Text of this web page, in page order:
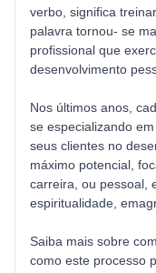
verbo, significa
palavra tornou- se
profissional que
desenvolvimento
Nos últimos anos,
se especializando
seus clientes no
máximo potencial,
carreira, ou pessoal,
espiritualidade,
Saiba mais sobre
como este processo